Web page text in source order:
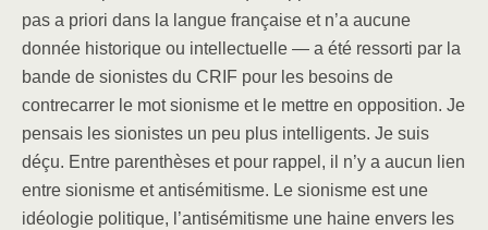
pas a priori dans la langue française et n’a aucune
donnée historique ou intellectuelle — a été ressorti par la
bande de sionistes du CRIF pour les besoins de
contrecarrer le mot sionisme et le mettre en opposition. Je
pensais les sionistes un peu plus intelligents. Je suis
déçu. Entre parenthèses et pour rappel, il n’y a aucun lien
entre sionisme et antisémitisme. Le sionisme est une
idéologie politique, l’antisémitisme une haine envers les